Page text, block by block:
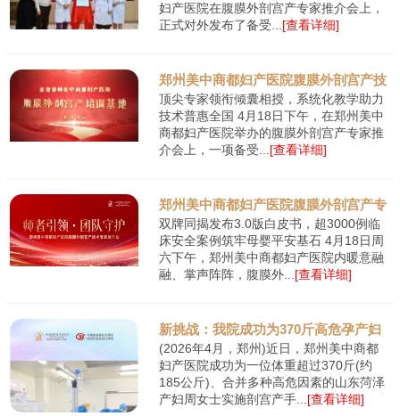
妇产医院在腹膜外剖宫产专家推介会上，
正式对外发布了备受...[查看详细]
郑州美中商都妇产医院腹膜外剖宫产技
术培训基
顶尖专家领衔倾囊相授，系统化教学助力
技术普惠全国 4月18日下午，在郑州美中
商都妇产医院举办的腹膜外剖宫产专家推
介会上，一项备受...[查看详细]
郑州美中商都妇产医院腹膜外剖宫产专
家推介会
双牌同揭发布3.0版白皮书，超3000例临
床安全案例筑牢母婴平安基石 4月18日周
六下午，郑州美中商都妇产医院内暖意融
融、掌声阵阵，腹膜外...[查看详细]
新挑战：我院成功为370斤高危孕产妇
实施剖宫产
(2026年4月，郑州)近日，郑州美中商都
妇产医院成功为一位体重超过370斤(约
185公斤)、合并多种高危因素的山东菏泽
产妇周女士实施剖宫产手...[查看详细]